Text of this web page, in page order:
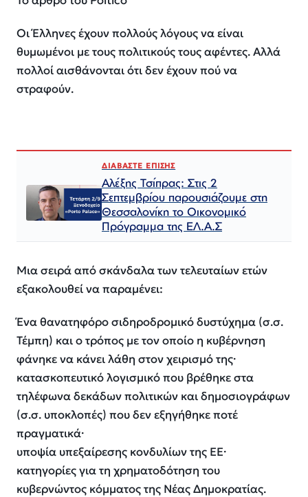
Οι Έλληνες έχουν πολλούς λόγους να είναι
θυμωμένοι με τους πολιτικούς τους αφέντες. Αλλά
πολλοί αισθάνονται ότι δεν έχουν πού να
στραφούν.
ΔΙΑΒΑΣΤΕ ΕΠΙΣΗΣ
Αλέξης Τσίπρας: Στις 2
Σεπτεμβρίου παρουσιάζουμε στη
Θεσσαλονίκη το Οικονομικό
Πρόγραμμα της ΕΛ.Α.Σ
Μια σειρά από σκάνδαλα των τελευταίων ετών
εξακολουθεί να παραμένει:
Ένα θανατηφόρο σιδηροδρομικό δυστύχημα (σ.σ.
Τέμπη) και ο τρόπος με τον οποίο η κυβέρνηση
φάνηκε να κάνει λάθη στον χειρισμό της·
κατασκοπευτικό λογισμικό που βρέθηκε στα
τηλέφωνα δεκάδων πολιτικών και δημοσιογράφων
(σ.σ. υποκλοπές) που δεν εξηγήθηκε ποτέ
πραγματικά·
υποψία υπεξαίρεσης κονδυλίων της ΕΕ·
κατηγορίες για τη χρηματοδότηση του
κυβερνώντος κόμματος της Νέας Δημοκρατίας.